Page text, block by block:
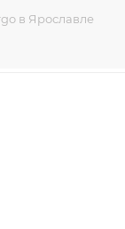
в Ярославле